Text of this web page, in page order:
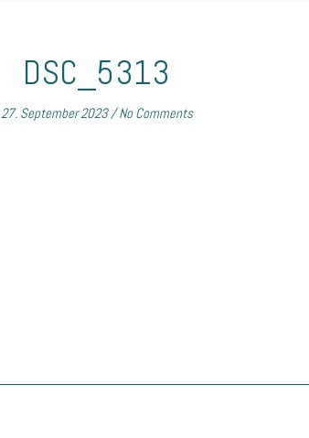
DSC_5313
27. September 2023/ No Comments